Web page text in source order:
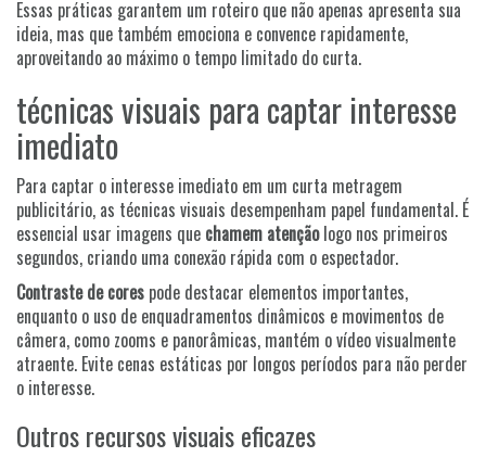
Essas práticas garantem um roteiro que não apenas apresenta sua
ideia, mas que também emociona e convence rapidamente,
aproveitando ao máximo o tempo limitado do curta.
técnicas visuais para captar interesse
imediato
Para captar o interesse imediato em um curta metragem
publicitário, as técnicas visuais desempenham papel fundamental. É
essencial usar imagens que chamem atençãologo nos primeiros
segundos, criando uma conexão rápida com o espectador.
Contraste de cores pode destacar elementos importantes,
enquanto o uso de enquadramentos dinâmicos e movimentos de
câmera, como zooms e panorâmicas, mantém o vídeo visualmente
atraente. Evite cenas estáticas por longos períodos para não perder
o interesse.
Outros recursos visuais eficazes